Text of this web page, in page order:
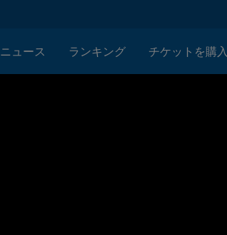
ニュース ランキング チケットを購入